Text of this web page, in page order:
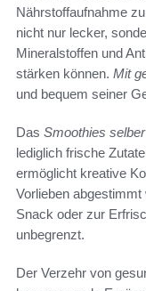
Nährstoffaufnahme
nicht nur lecker,
Mineralstoffen und
stärken können. Mit
und bequem seiner
Das Smoothies
lediglich frische
ermöglicht kreative
Vorlieben
Snack oder zur
unbegrenzt.
Der Verzehr von